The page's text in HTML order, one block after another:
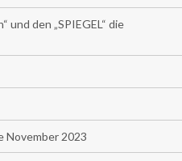
den „SPIEGEL“ die
November 2023